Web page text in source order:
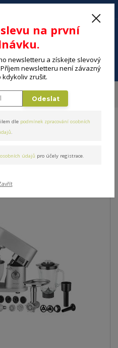
Menu
PHILCO PHSM 9100
PHILCO
na první
newsletteru a získejte slevový
newsletteru není závazný
kdykoliv zrušit.
Odeslat
dle podmínek zpracování osobních
.
údajů pro účely registrace.